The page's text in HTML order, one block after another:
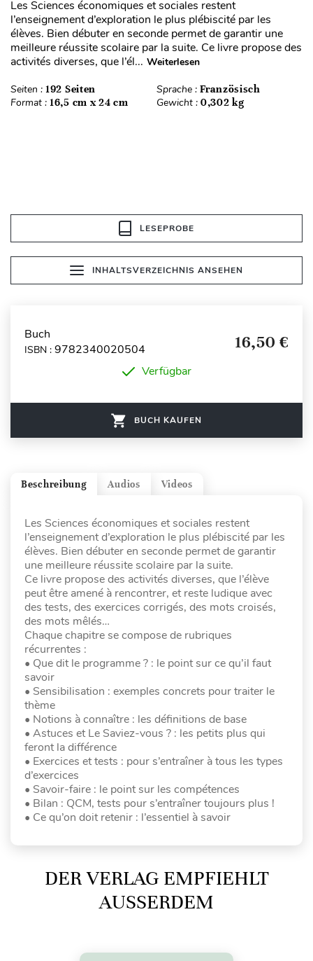
Les Sciences économiques et sociales restent
l’enseignement d’exploration le plus plébiscité par les
élèves. Bien débuter en seconde permet de garantir une
meilleure réussite scolaire par la suite. Ce livre propose des
activités diverses, que l’él... Weiterlesen
Seiten : 192 Seiten Sprache : Französisch
Format : 16,5 cm x 24 cm Gewicht : 0,302 kg
LESEPROBE
INHALTSVERZEICHNIS ANSEHEN
Buch
ISBN : 9782340020504 16,50 €
Verfügbar
BUCH KAUFEN
Videos
Audios
Beschreibung
Les Sciences économiques et sociales restent
l’enseignement d’exploration le plus plébiscité par les
élèves. Bien débuter en seconde permet de garantir
une meilleure réussite scolaire par la suite.
Ce livre propose des activités diverses, que l’élève
peut être amené à rencontrer, et reste ludique avec
des tests, des exercices corrigés, des mots croisés,
des mots mêlés…
Chaque chapitre se compose de rubriques
récurrentes :
• Que dit le programme ? : le point sur ce qu’il faut
savoir
• Sensibilisation : exemples concrets pour traiter le
thème
• Notions à connaître : les définitions de base
• Astuces et Le Saviez-vous ? : les petits plus qui
feront la différence
• Exercices et tests : pour s’entraîner à tous les types
d’exercices
• Savoir-faire : le point sur les compétences
• Bilan : QCM, tests pour s’entraîner toujours plus !
• Ce qu’on doit retenir : l’essentiel à savoir
DER VERLAG EMPFIEHLT
AUSSERDEM